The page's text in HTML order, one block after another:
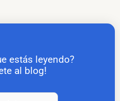
estás leyendo?
al blog!